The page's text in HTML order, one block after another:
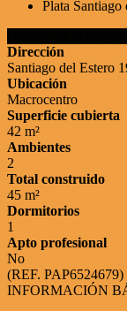
Dirección
Santiago del
Ubicación
Macrocentro
Superficie cubierta
42 m²
Ambientes
2
Total construido
45 m²
Dormitorios
1
Apto profesional
No
(REF. PAP6524679)
INFORMACIÓN